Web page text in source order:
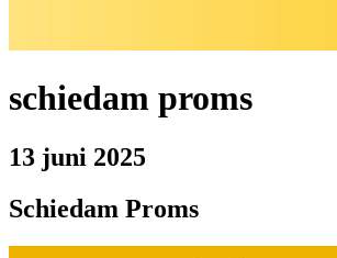
schiedam proms
13 juni 2025
Schiedam Proms